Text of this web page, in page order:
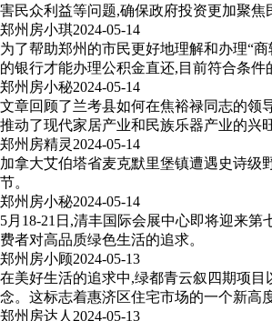
害民众利益等问题,确保政府投资更加聚焦
郑州房小琪2024-05-14
为了帮助郑州的市民更好地理解和办理“
的银行才能办理公积金直还,目前符合条件
郑州房小秘2024-05-14
文章回顾了兰考县如何在焦裕禄同志的领
推动了现代家居产业和民族乐器产业的兴
郑州房精灵 2024-05-14
加拿大艾伯塔省麦克默里堡镇遭遇史诗级
节。
郑州房小秘2024-05-14
5月18-21日,清丰国际会展中心即将迎来
费者对高品质绿色生活的追求。
郑州房小顾2024-05-13
在美好生活的追求中,绿都青云叙四期项
念。这标志着惠济区住宅市场的一个新高
郑州房达人 2024-05-13